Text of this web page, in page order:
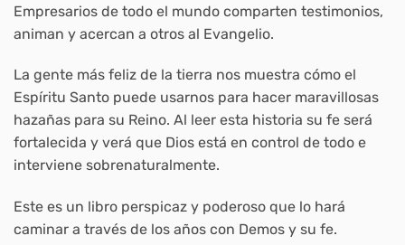
Empresarios de todo el mundo comparten testimonios,
animan y acercan a otros al Evangelio.
La gente más feliz de la tierra nos muestra cómo el
Espíritu Santo puede usarnos para hacer maravillosas
hazañas para su Reino. Al leer esta historia su fe será
fortalecida y verá que Dios está en control de todo e
interviene sobrenaturalmente.
Este es un libro perspicaz y poderoso que lo hará
caminar a través de los años con Demos y su fe.